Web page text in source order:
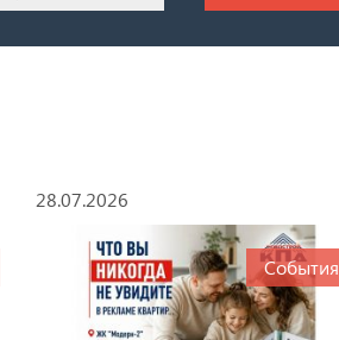
28.07.2026
События